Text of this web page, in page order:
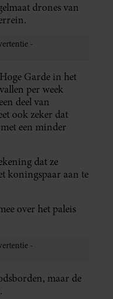
drones van
Garde in het
per week
deel van
ook zeker dat
een minder
dat ze
koningspaar aan te
over het paleis
maar de